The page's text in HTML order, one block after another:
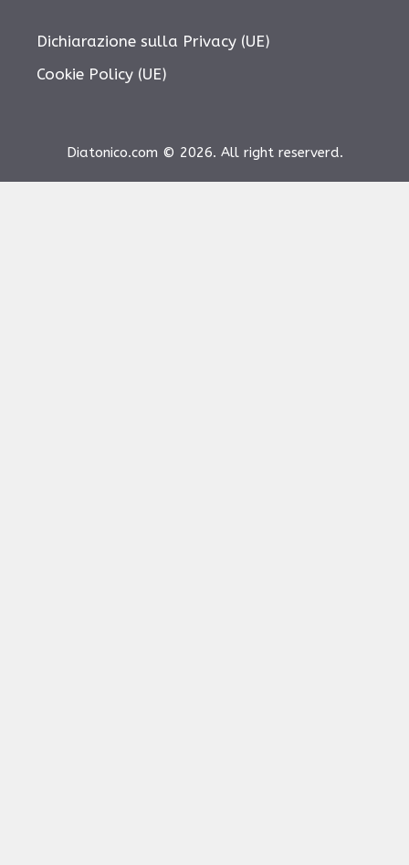
Dichiarazione sulla Privacy (UE)
Cookie Policy (UE)
Diatonico.com © 2026. All right reserverd.